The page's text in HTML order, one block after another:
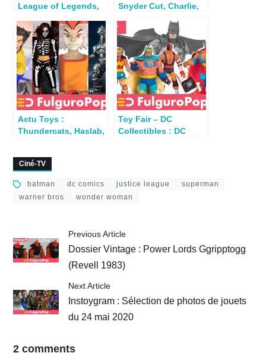
League of Legends,
Jurassic Park
Snyder Cut, Charlie,
Actu Toys :
Thundercats, Haslab,
Toy Fair – DC
Collectibles : DC
Ciné-TV
batman dc comics justice league
superman
warner bros
wonder woman
Previous Article
Dossier Vintage : Power Lords Ggripptogg
(Revell 1983)
Next Article
Instoygram : Sélection de photos de jouets
du 24 mai 2020
2 comments